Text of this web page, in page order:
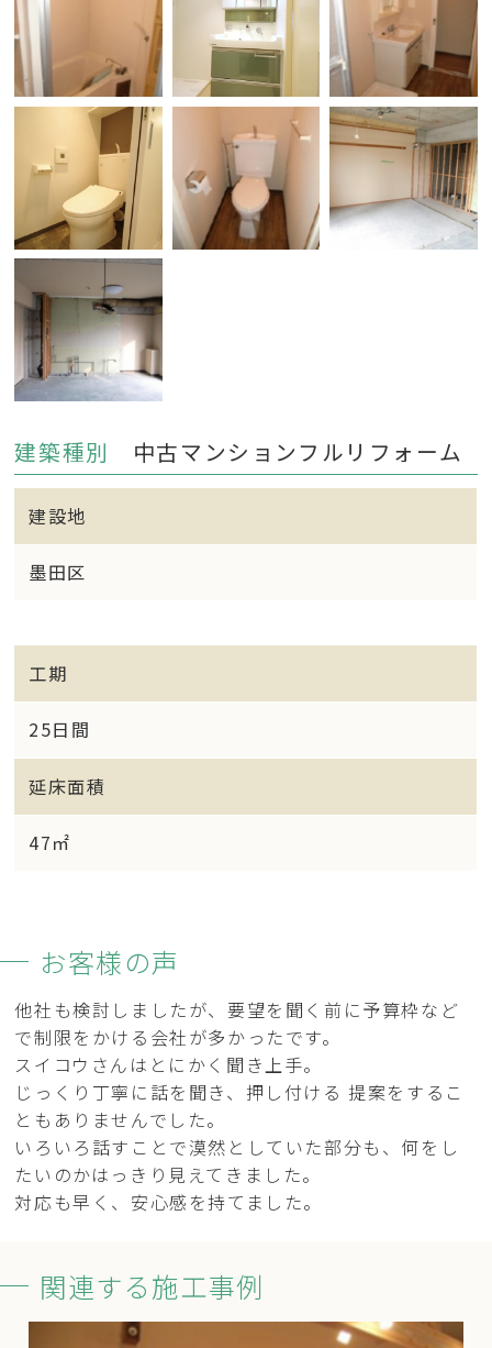
建築種別 中古マンションフルリフォーム
建設地
墨田区
工期
25日間
延床面積
47㎡
お客様の声
他社も検討しましたが、要望を聞く前に予算枠など
で制限をかける会社が多かったです。
スイコウさんはとにかく聞き上手。
じっくり丁寧に話を聞き、押し付ける 提案をするこ
ともありませんでした。
いろいろ話すことで漠然としていた部分も、何をし
たいのかはっきり見えてきました。
対応も早く、安心感を持てました。
関連する施工事例